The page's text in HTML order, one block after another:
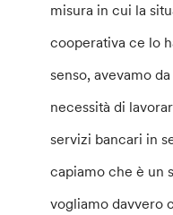
misura in cui la
cooperativa ce lo
senso, avevamo
necessità di
servizi bancari in
capiamo che è un
vogliamo davvero